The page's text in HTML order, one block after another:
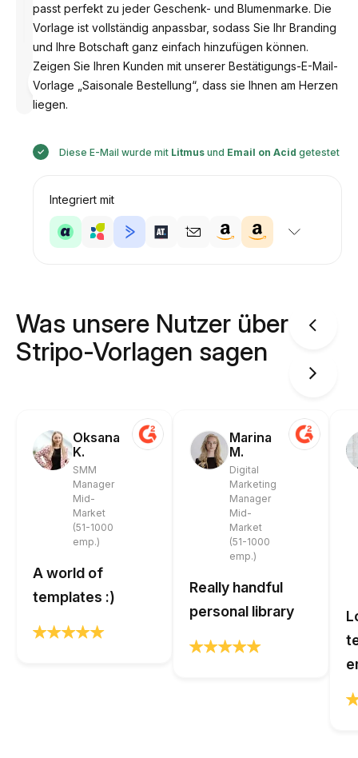
Entworfen
von
Anastasiia
passt perfekt zu jeder Geschenk- und Blumenmarke. Die
Vorlage ist vollständig anpassbar, sodass Sie Ihr Branding
und Ihre Botschaft ganz einfach hinzufügen können.
Zeigen Sie Ihren Kunden mit unserer Bestätigungs-E-Mail-
Vorlage „Saisonale Bestellung“, dass sie Ihnen am Herzen
liegen.
Diese E-Mail wurde mit Litmusund Email on Acid getestet
Integriert mit
Was unsere Nutzer über
Stripo-Vorlagen sagen
Oksana
K.
SMM
Manager
Mid-
Market
(51-1000
emp.)
A world of
templates :)
Marina
M.
Digital
Marketing
Manager
Mid-
Market
(51-1000
emp.)
Really handful
personal library